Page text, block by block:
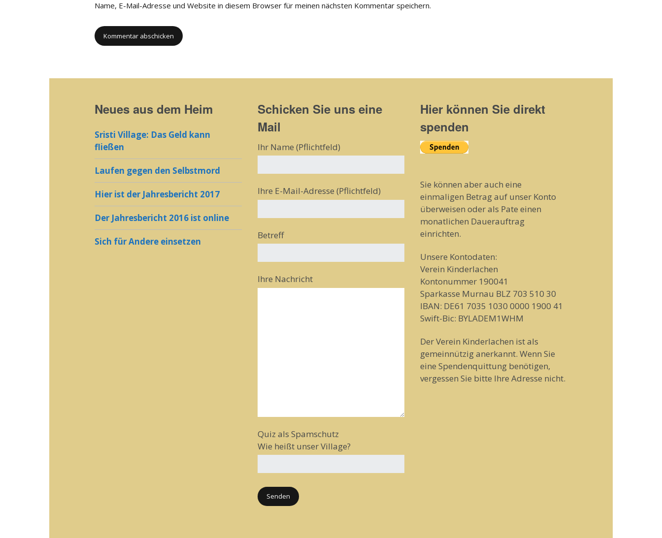
Name, E-Mail-Adresse und Website in diesem Browser für meinen nächsten Kommentar speichern.
Neues aus dem Heim
Sristi Village: Das Geld kann
fließen
Laufen gegen den Selbstmord
Hier ist der Jahresbericht 2017
Der Jahresbericht 2016 ist online
Sich für Andere einsetzen
Schicken Sie uns eine
Mail
Ihr Name (Pflichtfeld)
Ihre E-Mail-Adresse (Pflichtfeld)
Betreff
Ihre Nachricht
Quiz als Spamschutz
Wie heißt unser Village?
Hier können Sie direkt
spenden
Sie können aber auch eine
einmaligen Betrag auf unser Konto
überweisen oder als Pate einen
monatlichen Dauerauftrag
einrichten.
Unsere Kontodaten:
Verein Kinderlachen
Kontonummer 190041
Sparkasse Murnau BLZ 703 510 30
IBAN: DE61 7035 1030 0000 1900 41
Swift-Bic: BYLADEM1WHM
Der Verein Kinderlachen ist als
gemeinnützig anerkannt. Wenn Sie
eine Spendenquittung benötigen,
vergessen Sie bitte Ihre Adresse nicht.